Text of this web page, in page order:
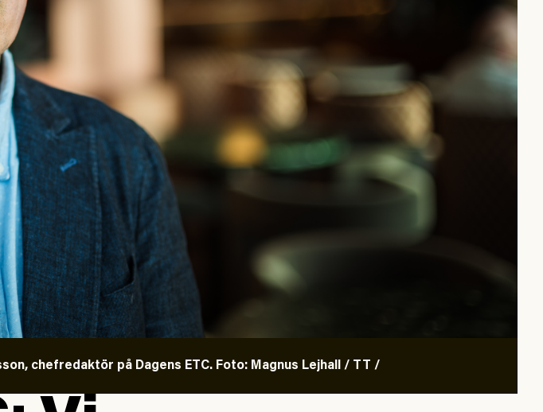
chefredaktör på Dagens ETC. Foto: Magnus Lejhall / TT /